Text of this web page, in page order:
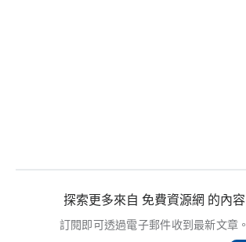
探索更多來自 免費資源網 的內容
訂閱即可透過電子郵件收到最新文章。